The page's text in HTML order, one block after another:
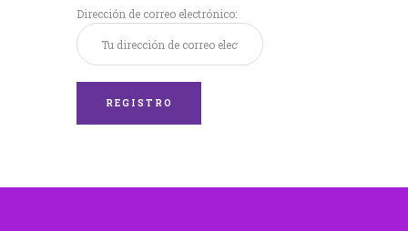
Dirección de correo electrónico: